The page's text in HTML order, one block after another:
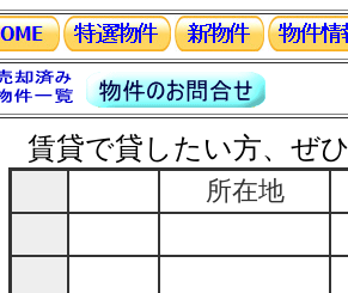
賃貸で貸したい方、ぜ
所在地